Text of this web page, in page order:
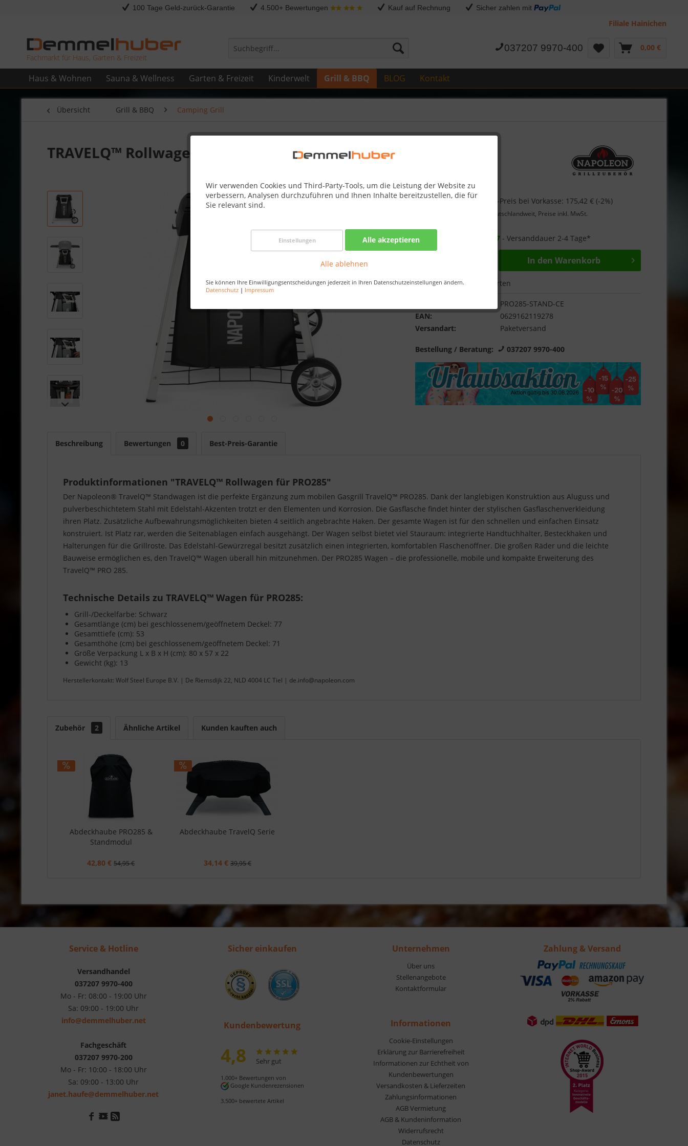
100 Tage Geld-zurück-Garantie 4.500+ Bewertungen Kauf auf Rechnung Sicher zahlen mit
Filiale Hainichen
Fachmarkt für Haus, Garten & Freizeit
037207 9970-400 0,00 €
Haus & Wohnen Sauna & Wellness Garten & Freizeit Kinderwelt Grill & BBQ BLOG Kontakt
Wir verwenden Cookies und Third-Party-Tools, um die Leistung der Website zu
verbessern, Analysen durchzuführen und Ihnen Inhalte bereitzustellen, die für
Sie relevant sind.
Einstellungen Alle akzeptieren
Alle ablehnen
Sie können Ihre Einwilligungsentscheidungen jederzeit in Ihren Datenschutzeinstellungen ändern.
Datenschutz | Impressum
Übersicht Grill & BBQ Camping Grill
TRAVELQ™ Rollwagen für PRO285
179,00 € Skonto-Preis bei Vorkasse: 175,42 € (-2%)
deutschlandweit, Preise inkl. MwSt.
31.12.27 - Versanddauer 2-4 Tage*
In den Warenkorb
Merken Bewerten
PRO285-STAND-CE
EAN:
0629162119278
Versandart:
Paketversand
Bestellung / Beratung: 037207 9970-400
Beschreibung Bewertungen 0 Best-Preis-Garantie
Produktinformationen "TRAVELQ™ Rollwagen für PRO285"
Der Napoleon® TravelQ™ Standwagen ist die perfekte Ergänzung zum mobilen Gasgrill TravelQ™ PRO285. Dank der langlebigen Konstruktion aus Aluguss und
pulverbeschichtetem Stahl mit Edelstahl-Akzenten trotzt er den Elementen und Korrosion. Die Gasflasche findet hinter der stylischen Gasflaschenverkleidung
ihren Platz. Zusätzliche Aufbewahrungsmöglichkeiten bieten 4 seitlich angebrachte Haken. Der gesamte Wagen ist für den schnellen und einfachen Einsatz
konstruiert. Ist Platz rar, werden die Seitenablagen einfach ausgehängt. Der Wagen selbst bietet viel Stauraum: integrierte Handtuchhalter, Besteckhaken und
Halterungen für die Grillroste. Das Edelstahl-Gewürzregal besitzt zusätzlich einen integrierten, komfortablen Flaschenöffner. Die großen Räder und die leichte
Bauweise ermöglichen es, den TravelQ™ Wagen überall hin mitzunehmen. Der PRO285 Wagen – die professionelle, mobile und kompakte Erweiterung des
TravelQ™ PRO 285.
Technische Details zu TRAVELQ™ Wagen für PRO285:
Grill-/Deckelfarbe: Schwarz
Gesamtlänge (cm) bei geschlossenem/geöffnetem Deckel: 77
Gesamttiefe (cm): 53
Gesamthöhe (cm) bei geschlossenem/geöffnetem Deckel: 71
Größe Verpackung L x B x H (cm): 80 x 57 x 22
Gewicht (kg): 13
Herstellerkontakt: Wolf Steel Europe B.V. | De Riemsdijk 22, NLD 4004 LC Tiel | de.info@napoleon.com
Zubehör 2 Ähnliche Artikel Kunden kauften auch
Abdeckhaube PRO285 &
Standmodul
42,80 € 54,95 €
Abdeckhaube TravelQ Serie
34,14 € 39,95 €
Service & Hotline
Versandhandel
037207 9970-400
Mo - Fr: 08:00 - 19:00 Uhr
Sa: 09:00 - 19:00 Uhr
info@demmelhuber.net
Fachgeschäft
037207 9970-200
Mo - Fr: 10:00 - 18:00 Uhr
Sa: 09:00 - 13:00 Uhr
janet.haufe@demmelhuber.net
Sicher einkaufen
Kundenbewertung
4,8 Sehr gut
1.000+ Bewertungen von
Google Kundenrezensionen
3.500+ bewertete Artikel
Unternehmen
Über uns
Stellenangebote
Kontaktformular
Informationen
Cookie-Einstellungen
Erklärung zur Barrierefreiheit
Informationen zur Echtheit von
Kundenbewertungen
Versandkosten & Lieferzeiten
Zahlungsinformationen
AGB Vermietung
AGB & Kundeninformation
Widerrufsrecht
Datenschutz
Zahlung & Versand